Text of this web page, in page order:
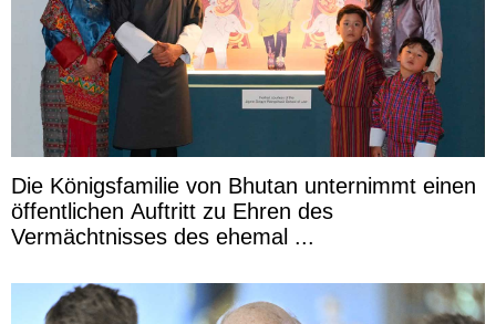
Die Königsfamilie von Bhutan unternimmt einen
öffentlichen Auftritt zu Ehren des
Vermächtnisses des ehemal ...